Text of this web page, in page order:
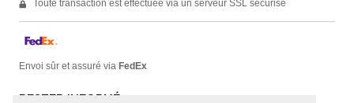
Toute transaction est effectuée via un serveur SSL sécurisé
Envoi sûr et assuré via FedEx